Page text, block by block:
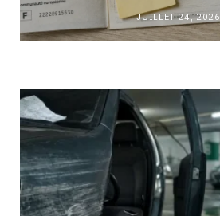
JUILLET 24, 2026